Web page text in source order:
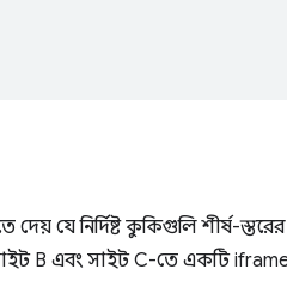
যে নির্দিষ্ট কুকিগুলি শীর্ষ-
B এবং সাইট C-তে একটি